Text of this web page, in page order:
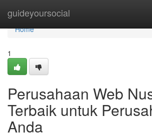
guideyoursocial
Home
Home
1
Perusahaan Web
Terbaik untuk
Anda